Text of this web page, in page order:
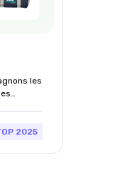
les
de
2025